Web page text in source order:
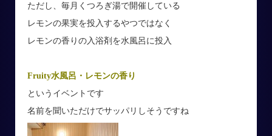
ただし、毎月くつろぎ湯で開催している
レモンの果実を投入するやつではなく
レモンの香りの入浴剤を水風呂に投入
Fruity水風呂・レモンの香り
というイベントです
名前を聞いただけでサッパリしそうですね